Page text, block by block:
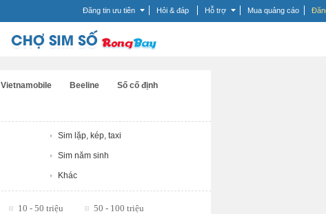
Đăng tin ưu tiên Hỏi & đáp Hỗ trợ Mua quảng cáo
Vietnamobile Beeline Số cố định
Sim lặp, kép, taxi
Sim năm sinh
Khác
10 - 50 triệu
50 - 100 triệu